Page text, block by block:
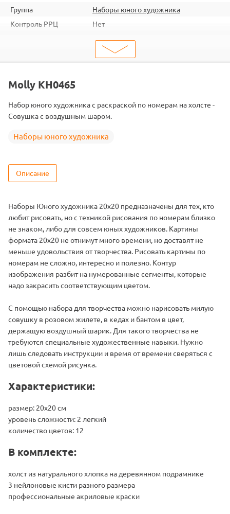
Группа
Наборы юного художника
Контроль РРЦ
Нет
60
4660011880921
Тема
Цвет
12 цветов
Molly KH0465
Набор юного художника с раскраской по номерам на холсте -
Совушка с воздушным шаром.
Наборы юного художника
Описание
Наборы Юного художника 20х20 предназначены для тех, кто
любит рисовать, но с техникой рисования по номерам близко
не знаком, либо для совсем юных художников. Картины
формата 20х20 не отнимут много времени, но доставят не
меньше удовольствия от творчества. Рисовать картины по
номерам не сложно, интересно и полезно. Контур
изображения разбит на нумерованные сегменты, которые
надо закрасить соответствующим цветом.
С помощью набора для творчества можно нарисовать милую
совушку в розовом жилете, в кедах и бантом в цвет,
держащую воздушный шарик. Для такого творчества не
требуются специальные художественные навыки. Нужно
лишь следовать инструкции и время от времени сверяться с
цветовой схемой рисунка.
Характеристики:
размер: 20х20 см
уровень сложности: 2 легкий
количество цветов: 12
В комплекте:
холст из натурального хлопка на деревянном подрамнике
3 нейлоновые кисти разного размера
профессиональные акриловые краски